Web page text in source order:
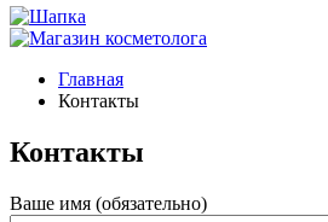
Главная
Контакты
Контакты
Ваше имя (обязательно)